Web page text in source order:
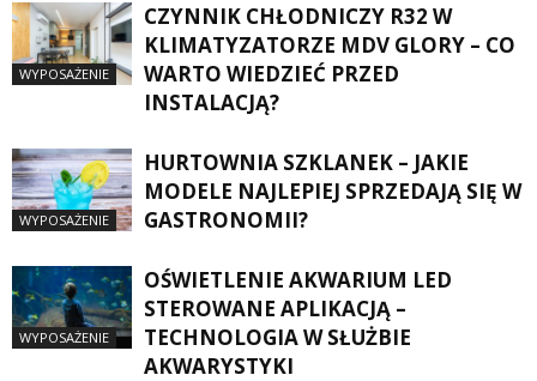
WYPOSAŻENIE
CZYNNIK CHŁODNICZY R32 W
KLIMATYZATORZE MDV GLORY – CO
WARTO WIEDZIEĆ PRZED
INSTALACJĄ?
WYPOSAŻENIE
HURTOWNIA SZKLANEK – JAKIE
MODELE NAJLEPIEJ SPRZEDAJĄ SIĘ W
GASTRONOMII?
WYPOSAŻENIE
OŚWIETLENIE AKWARIUM LED
STEROWANE APLIKACJĄ –
TECHNOLOGIA W SŁUŻBIE
AKWARYSTYKI